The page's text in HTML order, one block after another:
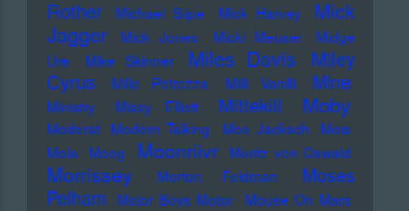
Rother
Michael Stipe Mick Harvey
Mick
Jagger
Mick Jones Micki Meuser
Midge
Ure
Mike Skinner Miles Davis
Miley
Cyrus
Mille Petrozza Milli Vanilli Mine
Ministry Missy Elliott Mittekill Moby
Moderat Modern Talking Moe Jacksch
Mois
Mola
Moog Moonriivr Moritz von Oswald
Morrissey Morton Feldman
Moses
Pelham
Motor Boys Motor
Mouse On Mars